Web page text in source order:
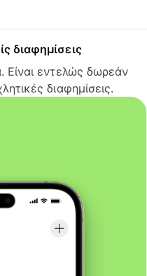
διαφημίσεις
Είναι εντελώς δωρεάν
διαφημίσεις.